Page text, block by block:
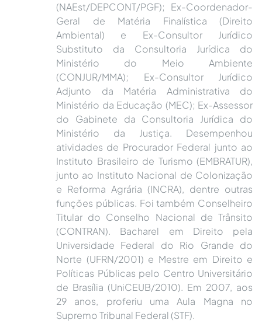
(NAEst/DEPCONT/PGF); Ex-Coordenador-
Geral de Matéria Finalística (Direito
Ambiental) e Ex-Consultor Jurídico
Substituto da Consultoria Jurídica do
Ministério do Meio Ambiente
(CONJUR/MMA); Ex-Consultor Jurídico
Adjunto da Matéria Administrativa do
Ministério da Educação (MEC); Ex-Assessor
do Gabinete da Consultoria Jurídica do
Ministério da Justiça. Desempenhou
atividades de Procurador Federal junto ao
Instituto Brasileiro de Turismo (EMBRATUR),
junto ao Instituto Nacional de Colonização
e Reforma Agrária (INCRA), dentre outras
funções públicas. Foi também Conselheiro
Titular do Conselho Nacional de Trânsito
(CONTRAN). Bacharel em Direito pela
Universidade Federal do Rio Grande do
Norte (UFRN/2001) e Mestre em Direito e
Políticas Públicas pelo Centro Universitário
de Brasília (UniCEUB/2010). Em 2007, aos
29 anos, proferiu uma Aula Magna no
Supremo Tribunal Federal (STF).